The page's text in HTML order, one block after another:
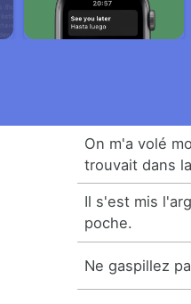
On m'a volé
trouvait dans
Il s'est mis
poche.
Ne gaspillez